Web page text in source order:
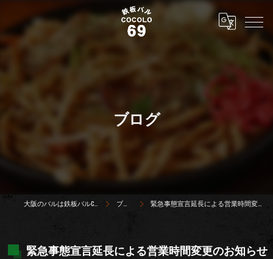
ブログ
大阪のバルは鉄板バルCOCOLO69 ブログ 緊急事態宣言延長による営業時間変更のお知らせ
緊急事態宣言延長による営業時間変更のお知らせ